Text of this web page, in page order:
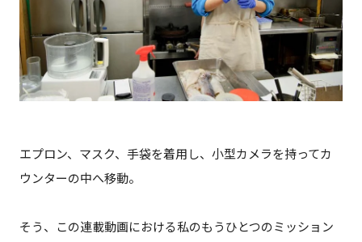
エプロン、マスク、手袋を着用し、小型カメラを持ってカ
ウンターの中へ移動。
そう、この連載動画における私のもうひとつのミッション